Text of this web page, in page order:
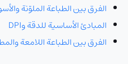
الفرق بين الطباعة الملوّنة
المبادئ الأساسية للدقة وDPI
الفرق بين الطباعة اللامعة